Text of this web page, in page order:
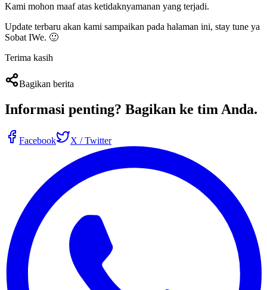
Kami mohon maaf atas ketidaknyamanan yang terjadi.
Update terbaru akan kami sampaikan pada halaman ini, stay tune ya
Sobat IWe. 🙂
Terima kasih
Bagikan berita
Informasi penting? Bagikan ke tim Anda.
Facebook X / Twitter